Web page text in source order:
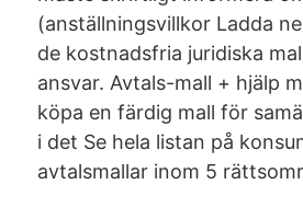
(anställningsvillkor Ladda
de kostnadsfria juridiska
ansvar. Avtals-mall + hjälp
köpa en färdig mall för
i det Se hela listan på
avtalsmallar inom 5